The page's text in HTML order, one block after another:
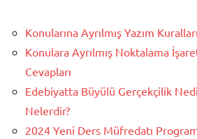
Konularına Ayrılmış Yazım
Konulara Ayrılmış Noktalama
Cevapları
Edebiyatta Büyülü Gerçekçilik
Nelerdir?
2024 Yeni Ders Müfredatı